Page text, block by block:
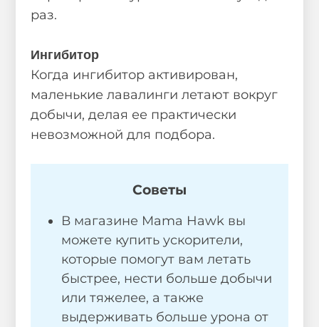
раз.
Ингибитор
Когда ингибитор активирован,
маленькие лавалинги летают вокруг
добычи, делая ее практически
невозможной для подбора.
Советы
В магазине Mama Hawk вы
можете купить ускорители,
которые помогут вам летать
быстрее, нести больше добычи
или тяжелее, а также
выдерживать больше урона от